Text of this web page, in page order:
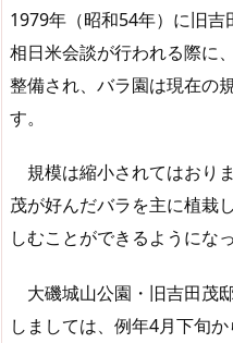
1979年（昭和54年）に旧
相日米会談が行われる際に
整備され、バラ園は現在の
す。
規模は縮小されてはおり
茂が好んだバラを主に植栽
しむことができるようにな
大磯城山公園・旧吉田茂
しましては、例年4月下旬